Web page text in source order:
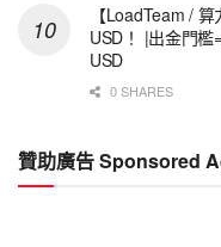
【LoadTeam /
USD！ |出金門
USD
0 SHARES
贊助廣告 Sponsored